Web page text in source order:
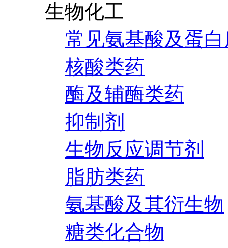
生物化工
常见氨基酸及蛋
核酸类药
酶及辅酶类药
抑制剂
生物反应调节剂
脂肪类药
氨基酸及其衍生物
糖类化合物